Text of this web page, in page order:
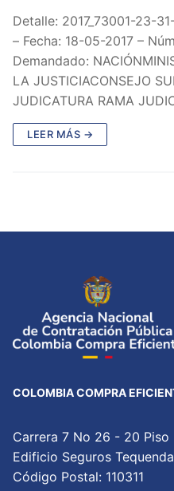
Detalle: 2017_73001-23-
– Fecha: 18-05-2017 –
Demandado:
LA JUSTICIACONSEJO
JUDICATURA RAMA
LEER MÁS →
COLOMBIA COMPRA
Carrera 7 No 26 - 20
Edificio Seguros
Código Postal: 110311